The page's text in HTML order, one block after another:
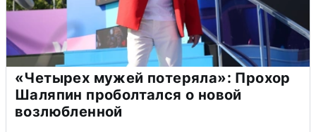
«Четырех мужей потеряла»: Прохор
Шаляпин проболтался о новой
возлюбленной